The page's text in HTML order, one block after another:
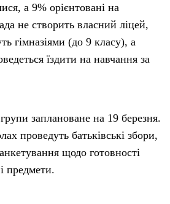
а 9% орієнтовані на
не створить власний ліцей,
гімназіями (до 9 класу), а
їздити на навчання за
заплановане на 19 березня.
проведуть батьківські збори,
щодо готовності
предмети.